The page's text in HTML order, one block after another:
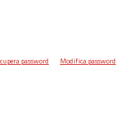
password Modifica password